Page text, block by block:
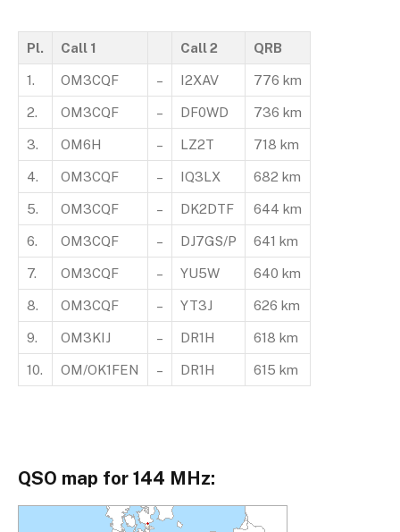
Pl. Call 1 Call 2 QRB
1. OM3CQF – I2XAV 776 km
2. OM3CQF – DF0WD 736 km
3. OM6H – LZ2T 718 km
4. OM3CQF – IQ3LX 682 km
5. OM3CQF – DK2DTF 644 km
6. OM3CQF – DJ7GS/P 641 km
7. OM3CQF – YU5W 640 km
8. OM3CQF – YT3J 626 km
9. OM3KIJ – DR1H 618 km
10. OM/OK1FEN – DR1H 615 km
QSO map for 144 MHz: